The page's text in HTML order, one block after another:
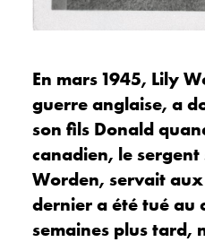
En mars 1945, Lily
guerre anglaise, a
son fils Donald
canadien, le
Worden, servait aux
dernier a été tué au
semaines plus tard,